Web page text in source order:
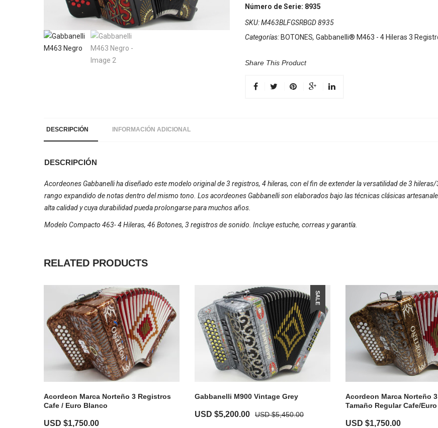
Número de Serie: 8935
SKU:M463BLFGSRBGD 8935
Categorías: BOTONES, Gabbanelli® M463 - 4 Hileras 3
Share This Product
DESCRIPCIÓN INFORMACIÓN ADICIONAL
DESCRIPCIÓN
Acordeones Gabbanelli ha diseñado este modelo original de 3 registros, 4 hileras, con el fin de extender la versatilidad de 3
rango expandido de notas dentro del mismo tono. Los acordeones Gabbanelli son elaborados bajo las técnicas clásicas
alta calidad y cuya durabilidad pueda prolongarse para muchos años.
Modelo Compacto 463- 4 Hileras, 46 Botones, 3 registros de sonido. Incluye estuche, correas y garantía.
RELATED PRODUCTS
Acordeon Marca Norteño 3 Registros
Cafe / Euro Blanco
USD $1,750.00
SALE
Gabbanelli M900 Vintage Grey
USD $5,450.00
USD $5,200.00
Acordeon Marca Norteño
Tamaño Regular Cafe/
USD $1,750.00